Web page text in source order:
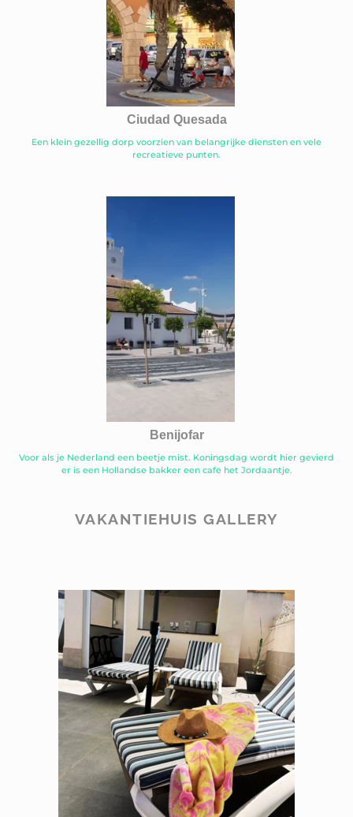
Ciudad Quesada
Een klein gezellig dorp voorzien van belangrijke diensten en vele
recreatieve punten.
Benijofar
Voor als je Nederland een beetje mist. Koningsdag wordt hier gevierd
er is een Hollandse bakker een cafe het Jordaantje.
VAKANTIEHUIS GALLERY